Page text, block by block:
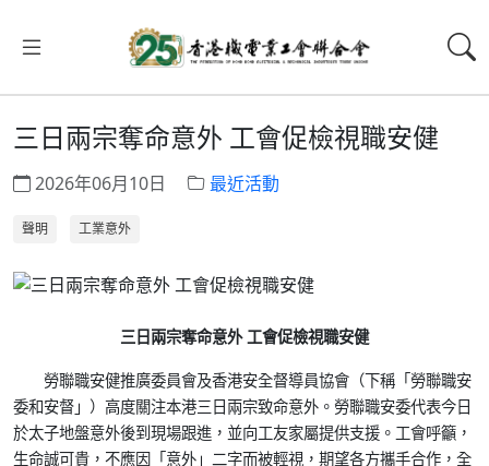
三日兩宗奪命意外 工會促檢視職安健
2026年06月10日 最近活動
聲明 工業意外
三日兩宗奪命意外 工會促檢視職安健
勞聯職安健推廣委員會及香港安全督導員協會（下稱「勞聯職安
委和安督」）高度關注本港三日兩宗致命意外。勞聯職安委代表今日
於太子地盤意外後到現場跟進，並向工友家屬提供支援。工會呼籲，
生命誠可貴，不應因「意外」二字而被輕視，期望各方攜手合作，全